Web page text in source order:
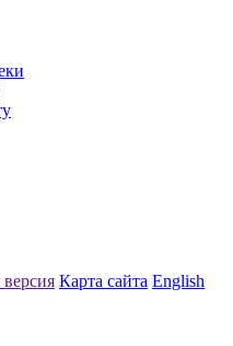
Карта сайта English